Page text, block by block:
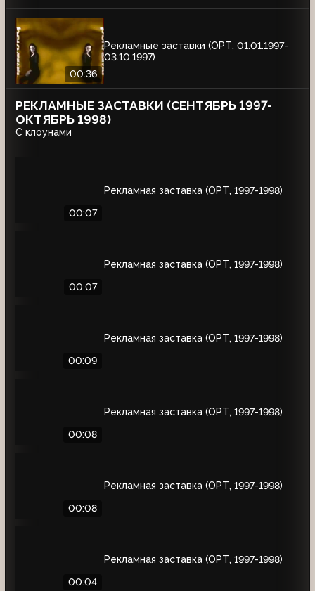
00:36
Рекламные заставки (ОРТ, 01.01.1997-
03.10.1997)
РЕКЛАМНЫЕ ЗАСТАВКИ (СЕНТЯБРЬ 1997-
ОКТЯБРЬ 1998)
С клоунами
00:07
Рекламная заставка (ОРТ, 1997-1998)
00:07
Рекламная заставка (ОРТ, 1997-1998)
00:09
Рекламная заставка (ОРТ, 1997-1998)
00:08
Рекламная заставка (ОРТ, 1997-1998)
00:08
Рекламная заставка (ОРТ, 1997-1998)
00:04
Рекламная заставка (ОРТ, 1997-1998)